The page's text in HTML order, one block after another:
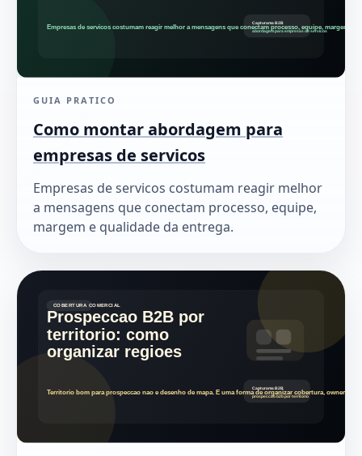
GUIA PRATICO
Como montar abordagem para
empresas de servicos
Empresas de servicos costumam reagir melhor
a mensagens que conectam processo, equipe,
margem e qualidade da entrega.